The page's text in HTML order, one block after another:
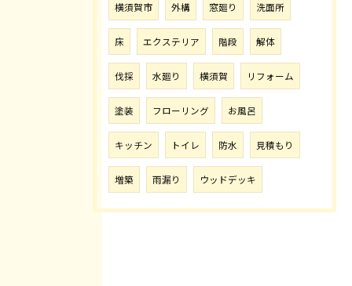
横須賀市 外構 窓廻り 洗面所
床 エクステリア 階段 解体
伐採 水廻り 横須賀 リフォーム
塗装 フローリング お風呂
キッチン トイレ 防水 見積もり
増築 雨漏り ウッドデッキ